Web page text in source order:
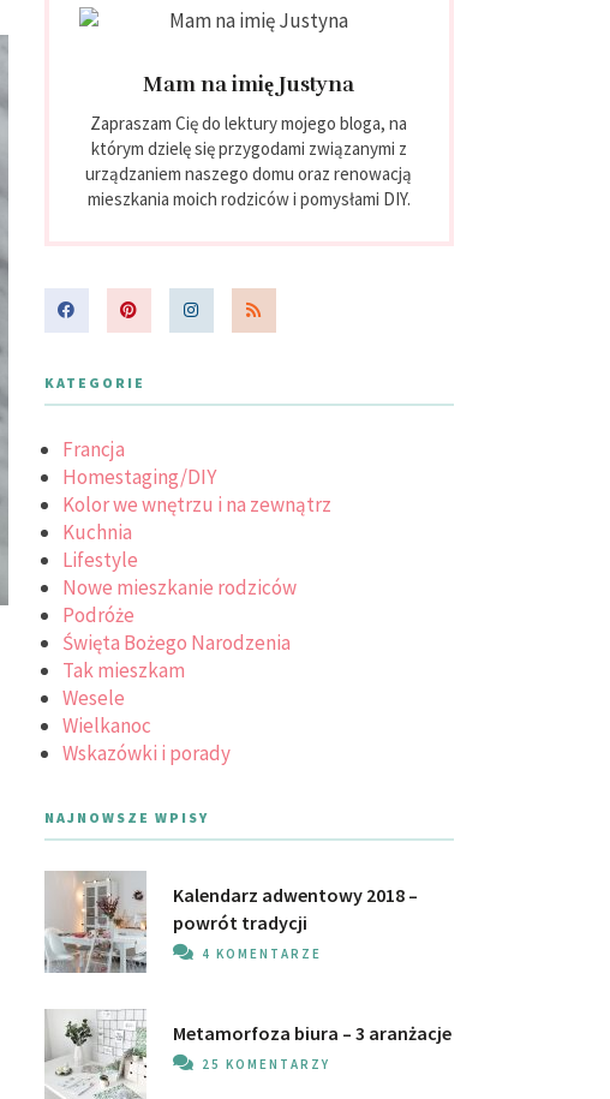
Mam na imię Justyna
Zapraszam Cię do lektury mojego bloga, na
którym dzielę się przygodami związanymi z
urządzaniem naszego domu oraz renowacją
mieszkania moich rodziców i pomysłami DIY.
KATEGORIE
Francja
Homestaging/DIY
Kolor we wnętrzu i na zewnątrz
Kuchnia
Lifestyle
Nowe mieszkanie rodziców
Podróże
Święta Bożego Narodzenia
Tak mieszkam
Wesele
Wielkanoc
Wskazówki i porady
NAJNOWSZE WPISY
Kalendarz adwentowy 2018 –
powrót tradycji
4 KOMENTARZE
Metamorfoza biura – 3 aranżacje
25 KOMENTARZY